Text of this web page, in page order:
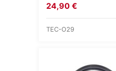
24,90 €
TEC-O29